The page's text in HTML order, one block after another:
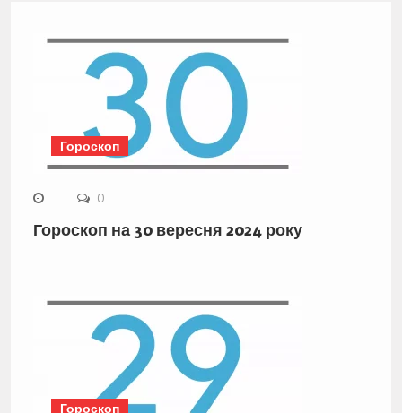
Гороскоп
0
Гороскоп на 30 вересня 2024 року
Гороскоп